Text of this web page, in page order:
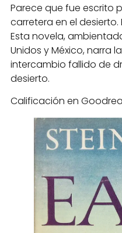
Parece que fue escrito
carretera en el desierto.
Esta novela,
Unidos y México, narra
intercambio fallido de
desierto.
Calificación en